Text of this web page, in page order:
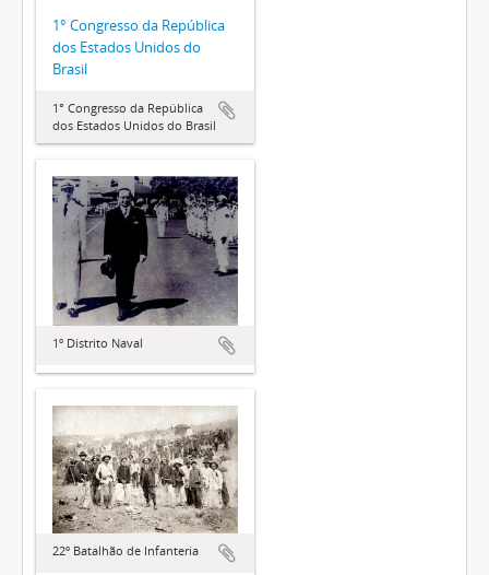
1° Congresso da República
dos Estados Unidos do
Brasil
1° Congresso da República
dos Estados Unidos do Brasil
1º Distrito Naval
22º Batalhão de Infanteria